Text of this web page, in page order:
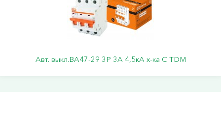
Авт. выкл.ВА47-29 3Р 3А 4,5кА х-ка С TDM